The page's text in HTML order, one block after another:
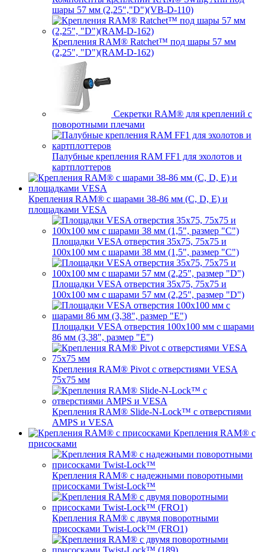
шары 57 мм (2,25","D")(VB-D-110)
Крепления RAM® Ratchet™ под шары 57 мм
(2,25", "D")(RAM-D-162)
Секретки RAM® для креплений с
поворотными плечами
Палубные крепления RAM FF1 для эхолотов и
картплоттеров
Крепления RAM® с шарами 38-86 мм (C, D, E) и
площадками VESA
Площадки VESA отверстия 35x75, 75x75 и
100x100 мм с шарами 38 мм (1,5", размер "C")
Площадки VESA отверстия 35х75, 75x75 и
100x100 мм с шарами 57 мм (2,25", размер "D")
Площадки VESA отверстия 100x100 мм с шарами
86 мм (3,38", размер "E")
Крепления RAM® Pivot с отверстиями VESA
75x75 мм
Крепления RAM® Slide-N-Lock™ с отверстиями
AMPS и VESA
Крепления RAM® с
присосками
Крепления RAM® с надежными поворотными
присосками Twist-Lock™
Крепления RAM® с двумя поворотными
присосками Twist-Lock™ (FRO1)